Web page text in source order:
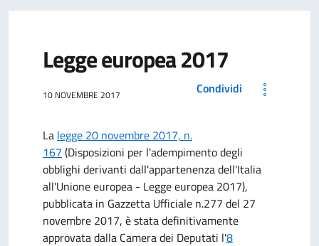
Legge europea 2017
10 NOVEMBRE 2017 Condividi
La legge 20 novembre 2017, n.
167 (Disposizioni per l'adempimento degli
obblighi derivanti dall'appartenenza dell'Italia
all'Unione europea - Legge europea 2017),
pubblicata in Gazzetta Ufficiale n.277 del 27
novembre 2017, è stata definitivamente
approvata dalla Camera dei Deputati l'8